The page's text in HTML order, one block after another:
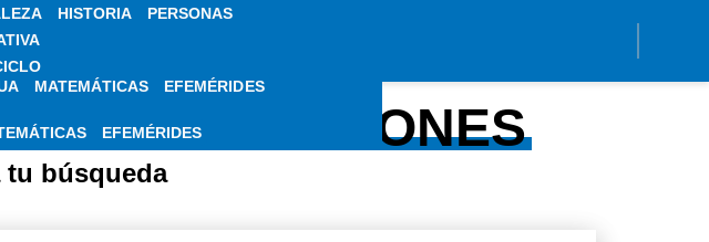
HISTORIA
PERSONAS
MATEMÁTICAS
EFEMÉRIDES
EFEMÉRIDES
DE PATAGONES
tu búsqueda